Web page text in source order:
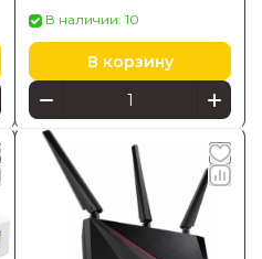
В наличии: 10
В корзину